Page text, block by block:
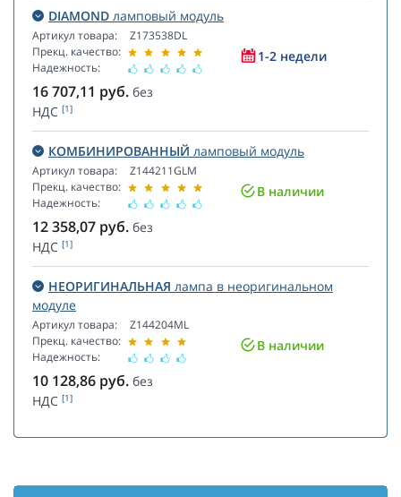
DIAMOND ламповый модуль
Артикул товара:
Прекц. качество:
Надежность:
Z173538DL
1-2 недели
16 707,11 руб. без
НДС [1]
КОМБИНИРОВАННЫЙ ламповый модуль
Артикул товара:
Прекц. качество:
Надежность:
Z144211GLM
В наличии
12 358,07 руб. без
НДС [1]
НЕОРИГИНАЛЬНАЯ лампа в неоригинальном
модуле
Артикул товара:
Прекц. качество:
Надежность:
Z144204ML
В наличии
10 128,86 руб. без
НДС [1]